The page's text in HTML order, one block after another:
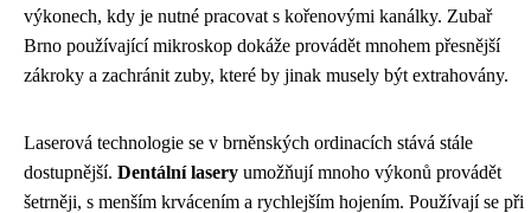
výkonech, kdy je nutné pracovat s kořenovými kanálky. Zubař
Brno používající mikroskop dokáže provádět mnohem přesnější
zákroky a zachránit zuby, které by jinak musely být extrahovány.
Laserová technologie se v brněnských ordinacích stává stále
dostupnější. Dentální lasery umožňují mnoho výkonů provádět
šetrněji, s menším krvácením a rychlejším hojením. Používají se při